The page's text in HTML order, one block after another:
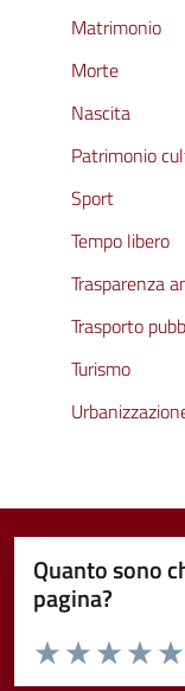
Matrimonio
Morte
Nascita
Patrimonio
Sport
Tempo libero
Trasparenza
Trasporto
Turismo
Quanto sono
pagina?
Valuta da 1 a 5 stelle
Valuta
Valuta 3
Valuta 2 stelle
Valuta 1 stelle su 5